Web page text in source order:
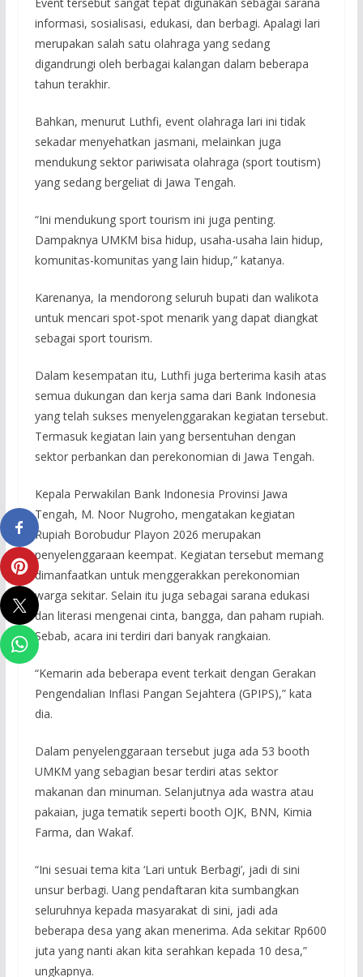
informasi, sosialisasi, edukasi, dan berbagi. Apalagi lari
merupakan salah satu olahraga yang sedang
digandrungi oleh berbagai kalangan dalam beberapa
tahun terakhir.
Bahkan, menurut Luthfi, event olahraga lari ini tidak
sekadar menyehatkan jasmani, melainkan juga
mendukung sektor pariwisata olahraga (sport toutism)
yang sedang bergeliat di Jawa Tengah.
“Ini mendukung sport tourism ini juga penting.
Dampaknya UMKM bisa hidup, usaha-usaha lain hidup,
komunitas-komunitas yang lain hidup,” katanya.
Karenanya, Ia mendorong seluruh bupati dan walikota
untuk mencari spot-spot menarik yang dapat diangkat
sebagai sport tourism.
Dalam kesempatan itu, Luthfi juga berterima kasih atas
semua dukungan dan kerja sama dari Bank Indonesia
yang telah sukses menyelenggarakan kegiatan tersebut.
Termasuk kegiatan lain yang bersentuhan dengan
sektor perbankan dan perekonomian di Jawa Tengah.
Kepala Perwakilan Bank Indonesia Provinsi Jawa
Tengah, M. Noor Nugroho, mengatakan kegiatan
Rupiah Borobudur Playon 2026 merupakan
penyelenggaraan keempat. Kegiatan tersebut memang
dimanfaatkan untuk menggerakkan perekonomian
warga sekitar. Selain itu juga sebagai sarana edukasi
dan literasi mengenai cinta, bangga, dan paham rupiah.
Sebab, acara ini terdiri dari banyak rangkaian.
“Kemarin ada beberapa event terkait dengan Gerakan
Pengendalian Inflasi Pangan Sejahtera (GPIPS),” kata
dia.
Dalam penyelenggaraan tersebut juga ada 53 booth
UMKM yang sebagian besar terdiri atas sektor
makanan dan minuman. Selanjutnya ada wastra atau
pakaian, juga tematik seperti booth OJK, BNN, Kimia
Farma, dan Wakaf.
“Ini sesuai tema kita ‘Lari untuk Berbagi’, jadi di sini
unsur berbagi. Uang pendaftaran kita sumbangkan
seluruhnya kepada masyarakat di sini, jadi ada
beberapa desa yang akan menerima. Ada sekitar Rp600
juta yang nanti akan kita serahkan kepada 10 desa,”
ungkapnya.